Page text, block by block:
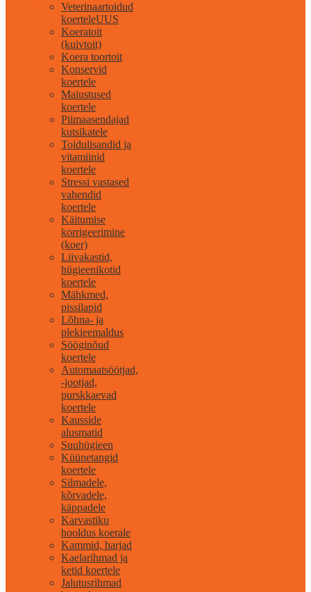
Veterinaartoidud
koerteleUUS
Koeratoit
(kuivtoit)
Koera toortoit
Konservid
koertele
Maiustused
koertele
Piimaasendajad
kutsikatele
Toidulisandid ja
vitamiinid
koertele
Stressi vastased
vahendid
koertele
Käitumise
korrigeerimine
(koer)
Liivakastid,
hügieenikotid
koertele
Mähkmed,
pissilapid
Lõhna- ja
plekieemaldus
Sööginõud
koertele
Automaatsöötjad,
-jootjad,
purskkaevad
koertele
Kausside
alusmatid
Suuhügieen
Küünetangid
koertele
Silmadele,
kõrvadele,
käppadele
Karvastiku
hooldus koerale
Kammid, harjad
Kaelarihmad ja
ketid koertele
Jalutusrihmad